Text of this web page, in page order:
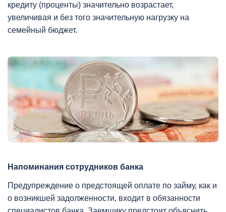
кредиту (проценты) значительно возрастает,
увеличивая и без того значительную нагрузку на
семейный бюджет.
Напоминания сотрудников банка
Предупреждение о предстоящей оплате по займу, как и
о возникшей задолженности, входит в обязанности